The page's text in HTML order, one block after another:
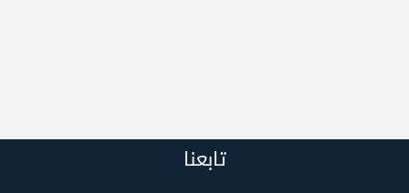
تابعنا